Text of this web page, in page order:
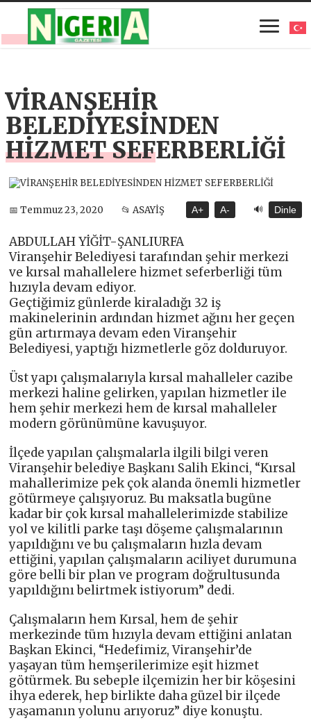
VİRANŞEHİR
BELEDİYESİNDEN
HİZMET SEFERBERLİĞİ
📅 Temmuz 23, 2020 📂 ASAYİŞ A+ A- 🔊 Dinle
ABDULLAH YİĞİT-ŞANLIURFA
Viranşehir Belediyesi tarafından şehir merkezi
ve kırsal mahallelere hizmet seferberliği tüm
hızıyla devam ediyor.
Geçtiğimiz günlerde kiraladığı 32 iş
makinelerinin ardından hizmet ağını her geçen
gün artırmaya devam eden Viranşehir
Belediyesi, yaptığı hizmetlerle göz dolduruyor.
Üst yapı çalışmalarıyla kırsal mahalleler cazibe
merkezi haline gelirken, yapılan hizmetler ile
hem şehir merkezi hem de kırsal mahalleler
modern görünümüne kavuşuyor.
İlçede yapılan çalışmalarla ilgili bilgi veren
Viranşehir belediye Başkanı Salih Ekinci, “Kırsal
mahallerimize pek çok alanda önemli hizmetler
götürmeye çalışıyoruz. Bu maksatla bugüne
kadar bir çok kırsal mahallelerimizde stabilize
yol ve kilitli parke taşı döşeme çalışmalarının
yapıldığını ve bu çalışmaların hızla devam
ettiğini, yapılan çalışmaların aciliyet durumuna
göre belli bir plan ve program doğrultusunda
yapıldığını belirtmek istiyorum” dedi.
Çalışmaların hem Kırsal, hem de şehir
merkezinde tüm hızıyla devam ettiğini anlatan
Başkan Ekinci, “Hedefimiz, Viranşehir’de
yaşayan tüm hemşerilerimize eşit hizmet
götürmek. Bu sebeple ilçemizin her bir köşesini
ihya ederek, hep birlikte daha güzel bir ilçede
yaşamanın yolunu arıyoruz” diye konuştu.